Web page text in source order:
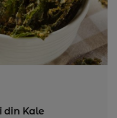
din Kale